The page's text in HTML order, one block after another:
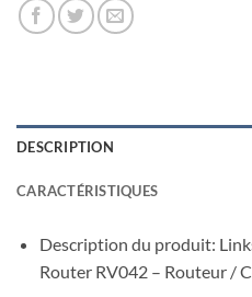
DESCRIPTION
CARACTÉRISTIQUES
Description du produit:
Router RV042 – Routeur /